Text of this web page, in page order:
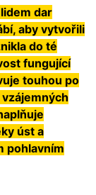
dar
aby vytvořili
do té
fungující
touhou po
úst a
pohlavním